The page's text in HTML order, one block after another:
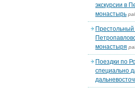
экскурсии в
монастырь
Престольный
монастыря
Поездки по
специально